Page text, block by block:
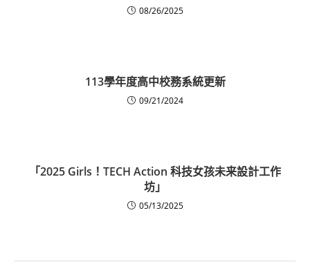
08/26/2025
113學年度高中校務系統更新
09/21/2024
「2025 Girls！TECH Action 科技女孩未来設計工作
坊」
05/13/2025